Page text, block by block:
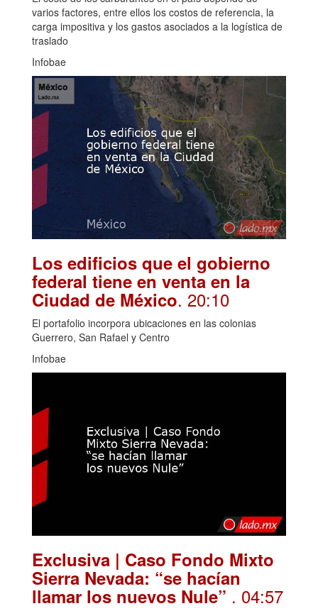
varios factores, entre ellos los costos de referencia, la
carga impositiva y los gastos asociados a la logística de
traslado
Infobae
Los edificios que el gobierno
federal tiene en venta en la
Ciudad de México. 20:10
El portafolio incorpora ubicaciones en las colonias
Guerrero, San Rafael y Centro
Infobae
Exclusiva | Caso Fondo Mixto
Sierra Nevada: “se hacían
llamar los nuevos Nule” . 04:57